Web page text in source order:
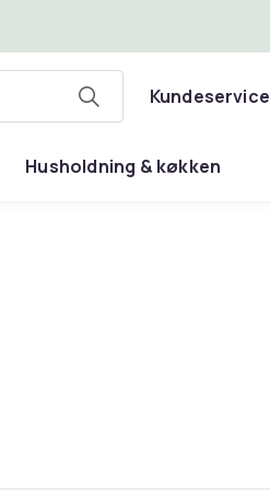
Kundeservice
Husholdning & køkken